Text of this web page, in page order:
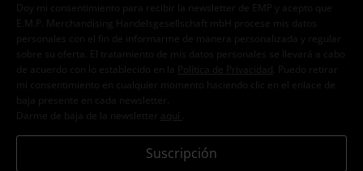
Doy mi consentimiento para recibir la newsletter de EMP y acepto que
E.M.P. Merchandising Handelsgesellschaft mbH procese mis datos
personales con el fin de informarme de manera personalizada y regular
sobre su oferta. El tratamiento de mis datos personales se llevará a cabo
de acuerdo con lo establecido en la
Política de Privacidad . Puedo retirar
mi consentimiento en cualquier momento haciendo clic en el enlace de
baja presente en cada newsletter.
Darme de baja de la newsletter
aquí
Suscripción